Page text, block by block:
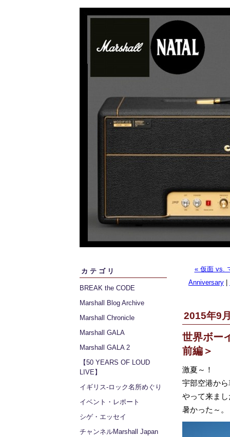
カテゴリ
BREAK the CODE
Marshall Blog Archive
Marshall Chronicle
Marshall GALA
Marshall GALA 2
【50 YEARS OF LOUD
LIVE】
イギリス‐ロック名所めぐり
イベント・レポート
シゲ・エッセイ
チャンネルMarshall Japan
« 仮面 vs.
Anniversary
2015年9
世界ボー
前編＞
激夏～！
宇部空港か
やって来ま
暑かった～。